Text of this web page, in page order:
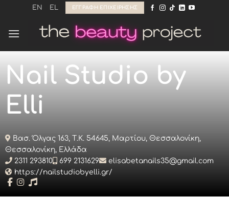
Μετάβαση
περιεχόμενο
EN EL ΕΓΓΡΑΦΉ ΕΠΙΧΕΊΡΗΣΗΣ
Nail Studio by
Elli
Βασ. Όλγας 163, Τ.Κ. 54645, Μαρτίου, Θεσσαλονίκη,
Θεσσαλονίκη, Ελλάδα
2311 293810
699 2131629
elisabetanails35@gmail.com
https://nailstudiobyelli.gr/